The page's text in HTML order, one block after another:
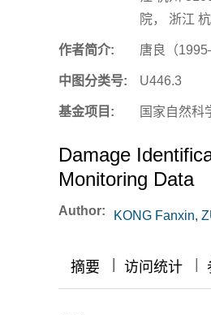
院， 浙江
作者简介: 唐良（
中图分类号: U446.3
基金项目: 国家自然科
Damage
Monitoring Data
Author: KONG Fanxin,
摘要 访问统计